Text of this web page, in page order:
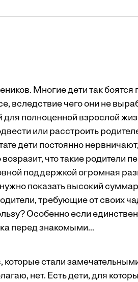
Многие дети так боятся
вследствие чего они не
полноценной взрослой
или расстроить
дети постоянно
что такие родители
поддержкой огромная
показать высокий
требующие от своих
Особенно если
перед знакомыми...
которые стали
нет. Есть дети, для